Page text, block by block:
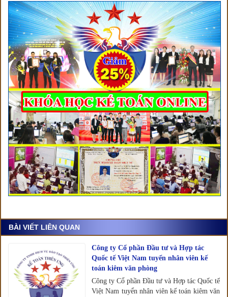
BÀI VIẾT LIÊN QUAN
Công ty Cổ phần Đầu tư và Hợp tác
Quốc tế Việt Nam tuyển nhân viên kế
toán kiêm văn phòng
Công ty Cổ phần Đầu tư và Hợp tác Quốc tế
Việt Nam tuyển nhân viên kế toán kiêm văn